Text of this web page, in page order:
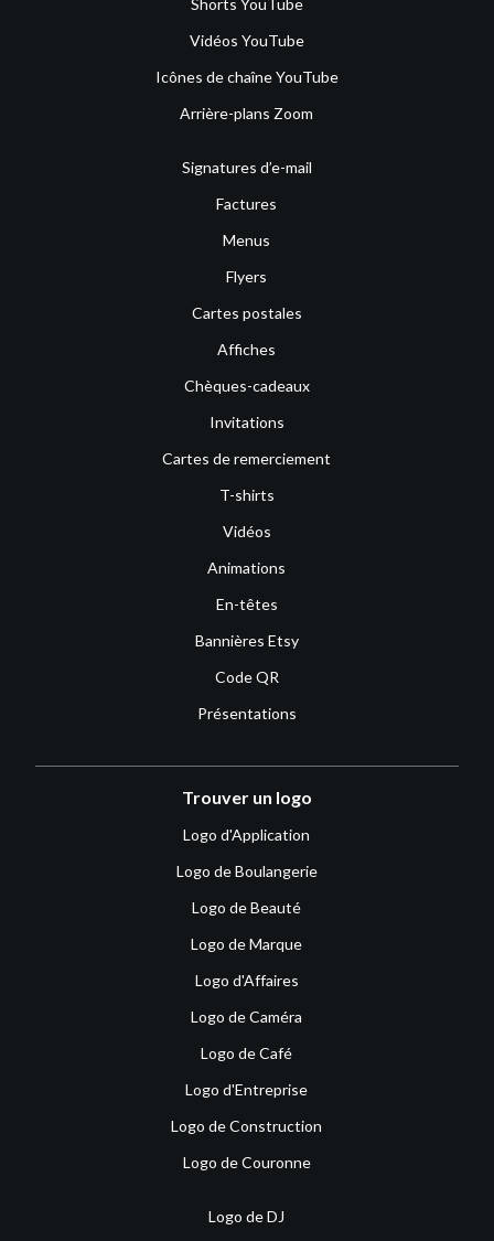
Vidéos YouTube
Icônes de chaîne YouTube
Arrière-plans Zoom
Signatures d’e-mail
Factures
Menus
Flyers
Cartes postales
Affiches
Chèques-cadeaux
Invitations
Cartes de remerciement
T-shirts
Vidéos
Animations
En-têtes
Bannières Etsy
Code QR
Présentations
Trouver un logo
Logo d'Application
Logo de Boulangerie
Logo de Beauté
Logo de Marque
Logo d'Affaires
Logo de Caméra
Logo de Café
Logo d'Entreprise
Logo de Construction
Logo de Couronne
Logo de DJ